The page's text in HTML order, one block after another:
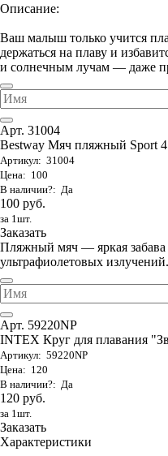
Описание:
Ваш малыш только учится
держаться на плаву и
и солнечным лучам — даже
Арт. 31004
Bestway Мяч пляжный Sport
Артикул: 31004
Цена: 100
В наличии?: Да
100 руб.
за 1шт.
Заказать
Пляжный мяч — яркая забава
ультрафиолетовых
Арт. 59220NP
INTEX Круг для плавания
Артикул: 59220NP
Цена: 120
В наличии?: Да
120 руб.
за 1шт.
Заказать
Характеристики